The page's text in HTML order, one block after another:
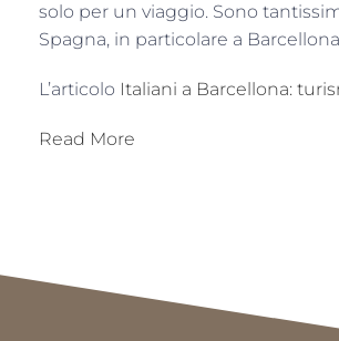
solo per un viaggio. Sono
Spagna, in particolare a
L’articolo Italiani a Barcellona:
Read More